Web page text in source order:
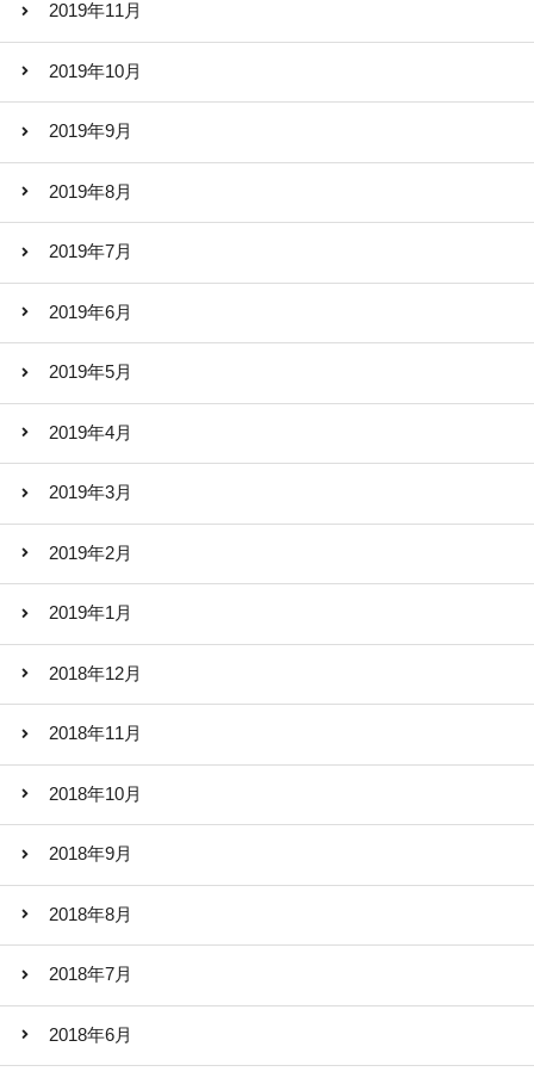
2019年11月
2019年10月
2019年9月
2019年8月
2019年7月
2019年6月
2019年5月
2019年4月
2019年3月
2019年2月
2019年1月
2018年12月
2018年11月
2018年10月
2018年9月
2018年8月
2018年7月
2018年6月